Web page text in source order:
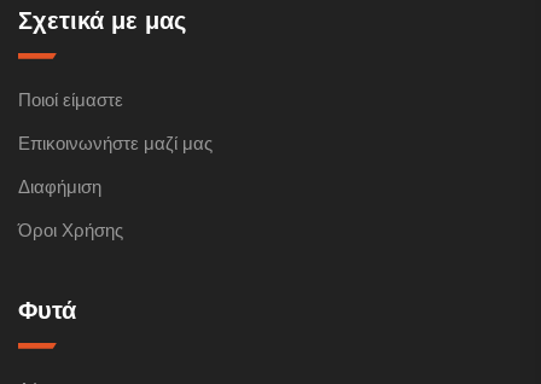
Σχετικά με μας
Ποιοί είμαστε
Επικοινωνήστε μαζί μας
Διαφήμιση
Όροι Χρήσης
Φυτά